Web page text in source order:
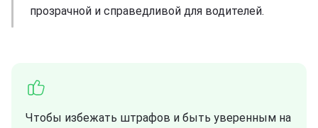
прозрачной и справедливой для водителей.
Чтобы избежать штрафов и быть уверенным на